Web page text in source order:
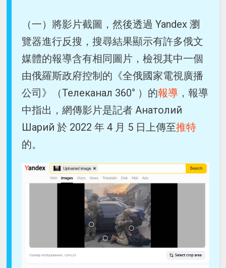
（一）將影片截圖，然後透過 Yandex 瀏
覽器進行反搜，搜尋結果顯示有許多俄文
媒體的報導含有相同圖片，檢視其中一個
由俄羅斯政府控制的《全俄國家電視廣播
公司》（Телеканал 360° ）的報導 ，報導
中指出，網傳影片是記者 Анатолий
Шарий 於 2022 年 4 月 5 日上傳至推特
的。